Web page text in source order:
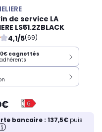
de service LA
LS51.2ZBLACK
4,1/5(69)
cagnottés
bancaire : 137,5€puis